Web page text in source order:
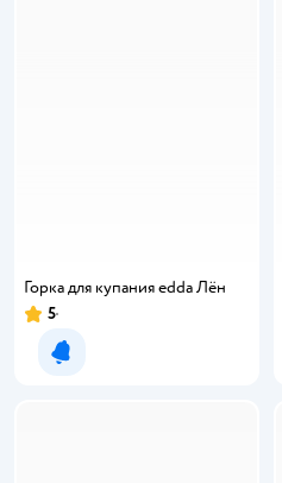
Горка для купания edda Лён
Рейтинг:
5
Уведомить о появлении